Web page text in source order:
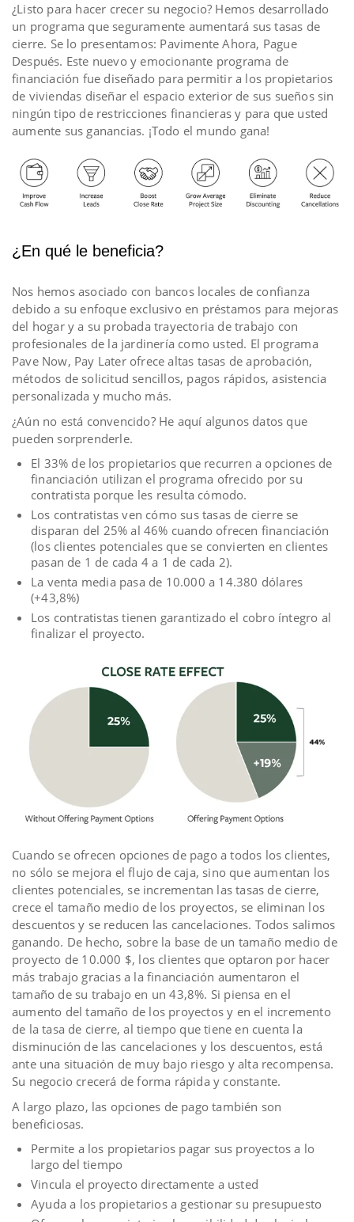
¿Listo para hacer crecer su negocio? Hemos desarrollado
un programa que seguramente aumentará sus tasas de
cierre. Se lo presentamos: Pavimente Ahora, Pague
Después. Este nuevo y emocionante programa de
financiación fue diseñado para permitir a los propietarios
de viviendas diseñar el espacio exterior de sus sueños sin
ningún tipo de restricciones financieras y para que usted
aumente sus ganancias. ¡Todo el mundo gana!
¿En qué le beneficia?
Nos hemos asociado con bancos locales de confianza
debido a su enfoque exclusivo en préstamos para mejoras
del hogar y a su probada trayectoria de trabajo con
profesionales de la jardinería como usted. El programa
Pave Now, Pay Later ofrece altas tasas de aprobación,
métodos de solicitud sencillos, pagos rápidos, asistencia
personalizada y mucho más.
¿Aún no está convencido? He aquí algunos datos que
pueden sorprenderle.
El 33% de los propietarios que recurren a opciones de
financiación utilizan el programa ofrecido por su
contratista porque les resulta cómodo.
Los contratistas ven cómo sus tasas de cierre se
disparan del 25% al 46% cuando ofrecen financiación
(los clientes potenciales que se convierten en clientes
pasan de 1 de cada 4 a 1 de cada 2).
La venta media pasa de 10.000 a 14.380 dólares
(+43,8%)
Los contratistas tienen garantizado el cobro íntegro al
finalizar el proyecto.
Cuando se ofrecen opciones de pago a todos los clientes,
no sólo se mejora el flujo de caja, sino que aumentan los
clientes potenciales, se incrementan las tasas de cierre,
crece el tamaño medio de los proyectos, se eliminan los
descuentos y se reducen las cancelaciones. Todos salimos
ganando. De hecho, sobre la base de un tamaño medio de
proyecto de 10.000 $, los clientes que optaron por hacer
más trabajo gracias a la financiación aumentaron el
tamaño de su trabajo en un 43,8%. Si piensa en el
aumento del tamaño de los proyectos y en el incremento
de la tasa de cierre, al tiempo que tiene en cuenta la
disminución de las cancelaciones y los descuentos, está
ante una situación de muy bajo riesgo y alta recompensa.
Su negocio crecerá de forma rápida y constante.
A largo plazo, las opciones de pago también son
beneficiosas.
Permite a los propietarios pagar sus proyectos a lo
largo del tiempo
Vincula el proyecto directamente a usted
Ayuda a los propietarios a gestionar su presupuesto